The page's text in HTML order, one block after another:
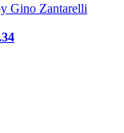
Gino Zantarelli